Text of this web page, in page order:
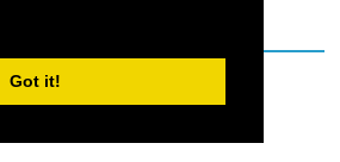
Got it!